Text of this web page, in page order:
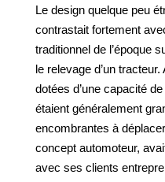
Le design quelque peu
contrastait fortement
traditionnel de l’époque
le relevage d’un
dotées d’une capacité
étaient généralement
encombrantes à
concept automoteur,
avec ses clients